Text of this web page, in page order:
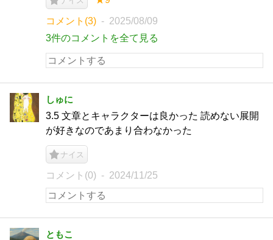
コメント(3)
2025/08/09
3件のコメントを全て見る
しゅに
3.5 文章とキャラクターは良かった 読めない展開
が好きなのであまり合わなかった
ナイス
コメント(0) 2024/11/25
ともこ